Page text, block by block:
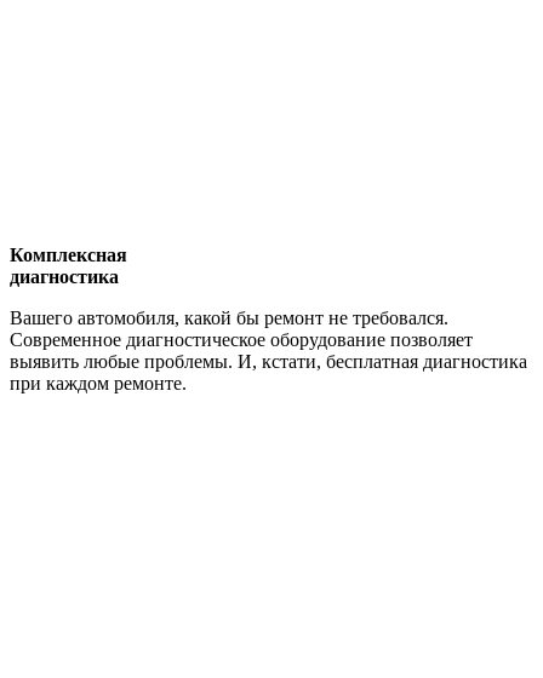
Комплексная
диагностика
Вашего автомобиля, какой бы ремонт не требовался.
Современное диагностическое оборудование позволяет
выявить любые проблемы. И, кстати, бесплатная диагностика
при каждом ремонте.